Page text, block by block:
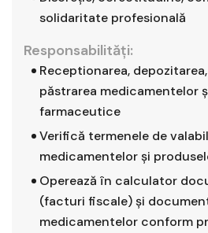
solidaritate profesională
Responsabilităţi:
Receptionarea,
păstrarea medicamentelor
farmaceutice
Verifică termenele de
medicamentelor şi
Operează în calculator
(facturi fiscale) şi
medicamentelor conform